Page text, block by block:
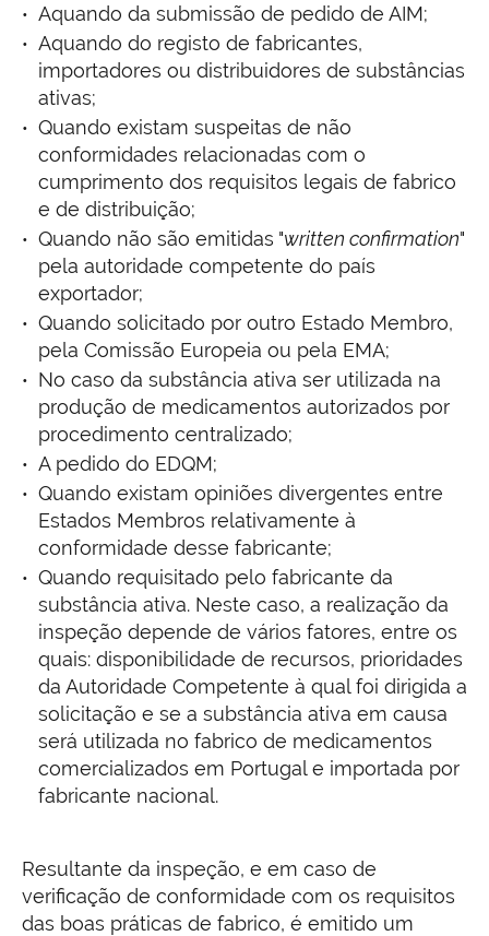
Aquando da submissão de pedido de AIM;
Aquando do registo de fabricantes,
importadores ou distribuidores de substâncias
ativas;
Quando existam suspeitas de não
conformidades relacionadas com o
cumprimento dos requisitos legais de fabrico
e de distribuição;
Quando não são emitidas "written confirmation"
pela autoridade competente do país
exportador;
Quando solicitado por outro Estado Membro,
pela Comissão Europeia ou pela EMA;
No caso da substância ativa ser utilizada na
produção de medicamentos autorizados por
procedimento centralizado;
A pedido do EDQM;
Quando existam opiniões divergentes entre
Estados Membros relativamente à
conformidade desse fabricante;
Quando requisitado pelo fabricante da
substância ativa. Neste caso, a realização da
inspeção depende de vários fatores, entre os
quais: disponibilidade de recursos, prioridades
da Autoridade Competente à qual foi dirigida a
solicitação e se a substância ativa em causa
será utilizada no fabrico de medicamentos
comercializados em Portugal e importada por
fabricante nacional.
Resultante da inspeção, e em caso de
verificação de conformidade com os requisitos
das boas práticas de fabrico, é emitido um